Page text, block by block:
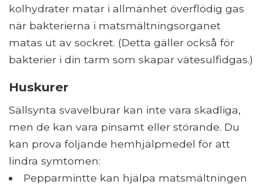
kolhydrater matar i allmänhet överflödig gas
när bakterierna i matsmältningsorganet
matas ut av sockret. (Detta gäller också för
bakterier i din tarm som skapar vätesulfidgas.)
Huskurer
Sällsynta svavelburar kan inte vara skadliga,
men de kan vara pinsamt eller störande. Du
kan prova följande hemhjälpmedel för att
lindra symtomen:
Pepparmintte kan hjälpa matsmältningen